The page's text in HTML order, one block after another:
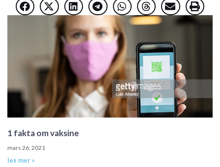
1 fakta om vaksine
mars 26, 2021
les mer »